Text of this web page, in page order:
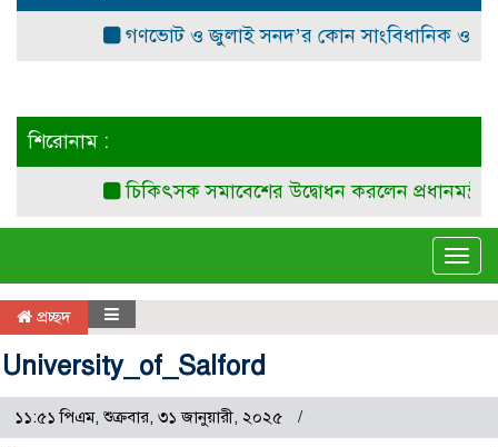
গণভোট ও জুলাই সনদ’র কোন সাংবিধানিক ও
শিরোনাম :
চিকিৎসক সমাবেশের উদ্বোধন করলেন প্রধানমন্ত্রী
প্রচ্ছদ
University_of_Salford
১১:৫১ পিএম, শুক্রবার, ৩১ জানুয়ারী, ২০২৫